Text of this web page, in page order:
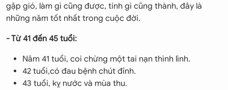
gặp gió, làm gì cũng được, tính gì cũng thành, đây là
những năm tốt nhất trong cuộc đời.
- Từ 41 đến 45 tuổi:
Năm 41 tuổi, coi chừng một tai nạn thình lình.
42 tuổi,có đau bệnh chút đỉnh.
43 tuổi, kỵ nước và mùa thu.